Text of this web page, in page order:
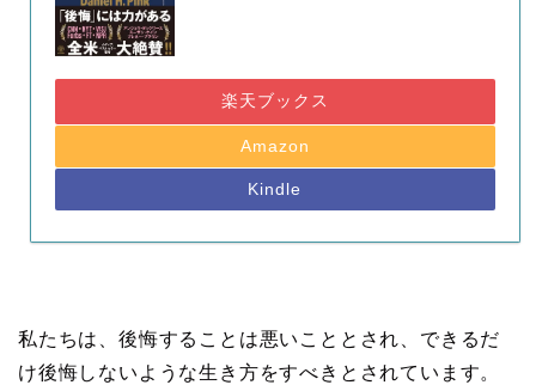
楽天ブックス
Amazon
Kindle
私たちは、後悔することは悪いこととされ、できるだ
け後悔しないような生き方をすべきとされています。